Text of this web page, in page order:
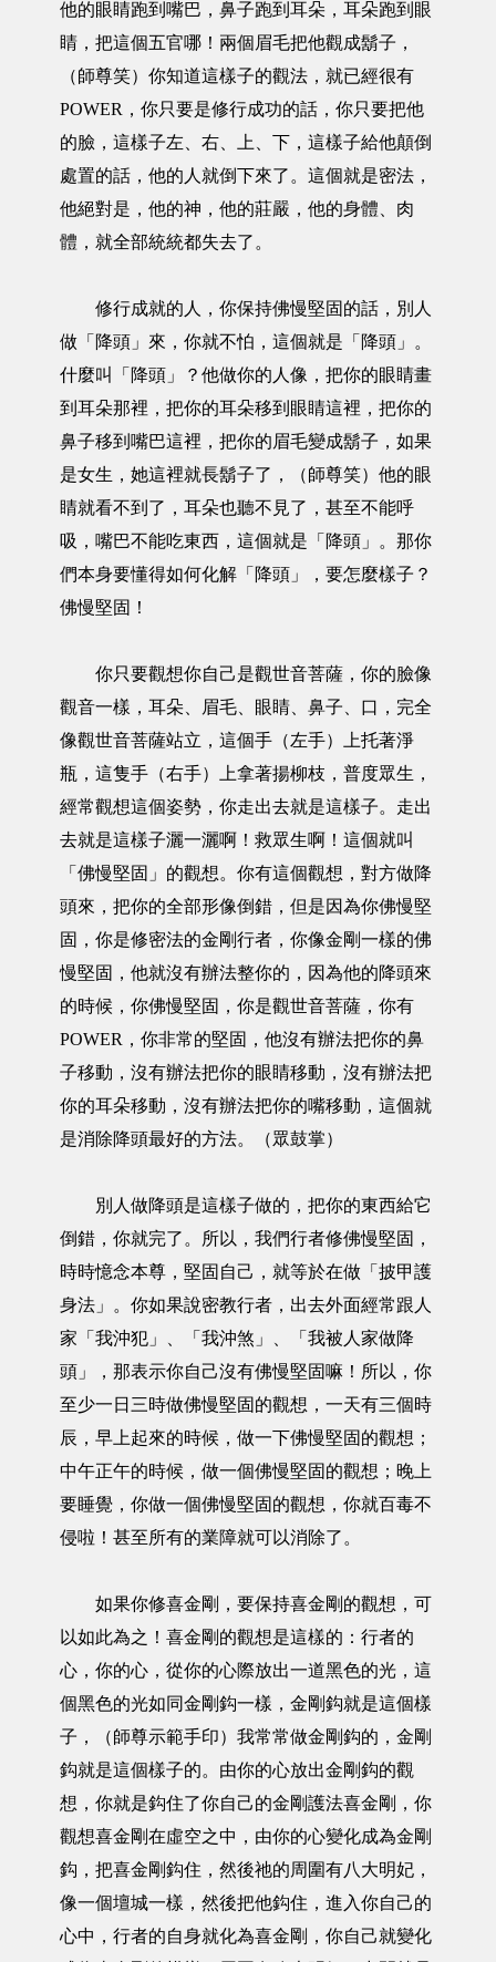
他的眼睛跑到嘴巴，鼻子跑到耳朵，耳朵跑到眼
睛，把這個五官哪！兩個眉毛把他觀成鬍子，
（師尊笑）你知道這樣子的觀法，就已經很有
POWER，你只要是修行成功的話，你只要把他
的臉，這樣子左、右、上、下，這樣子給他顛倒
處置的話，他的人就倒下來了。這個就是密法，
他絕對是，他的神，他的莊嚴，他的身體、肉
體，就全部統統都失去了。
修行成就的人，你保持佛慢堅固的話，別人
做「降頭」來，你就不怕，這個就是「降頭」。
什麼叫「降頭」？他做你的人像，把你的眼睛畫
到耳朵那裡，把你的耳朵移到眼睛這裡，把你的
鼻子移到嘴巴這裡，把你的眉毛變成鬍子，如果
是女生，她這裡就長鬍子了，（師尊笑）他的眼
睛就看不到了，耳朵也聽不見了，甚至不能呼
吸，嘴巴不能吃東西，這個就是「降頭」。那你
們本身要懂得如何化解「降頭」，要怎麼樣子？
佛慢堅固！
你只要觀想你自己是觀世音菩薩，你的臉像
觀音一樣，耳朵、眉毛、眼睛、鼻子、口，完全
像觀世音菩薩站立，這個手（左手）上托著淨
瓶，這隻手（右手）上拿著揚柳枝，普度眾生，
經常觀想這個姿勢，你走出去就是這樣子。走出
去就是這樣子灑一灑啊！救眾生啊！這個就叫
「佛慢堅固」的觀想。你有這個觀想，對方做降
頭來，把你的全部形像倒錯，但是因為你佛慢堅
固，你是修密法的金剛行者，你像金剛一樣的佛
慢堅固，他就沒有辦法整你的，因為他的降頭來
的時候，你佛慢堅固，你是觀世音菩薩，你有
POWER，你非常的堅固，他沒有辦法把你的鼻
子移動，沒有辦法把你的眼睛移動，沒有辦法把
你的耳朵移動，沒有辦法把你的嘴移動，這個就
是消除降頭最好的方法。（眾鼓掌）
別人做降頭是這樣子做的，把你的東西給它
倒錯，你就完了。所以，我們行者修佛慢堅固，
時時憶念本尊，堅固自己，就等於在做「披甲護
身法」。你如果說密教行者，出去外面經常跟人
家「我沖犯」、「我沖煞」、「我被人家做降
頭」，那表示你自己沒有佛慢堅固嘛！所以，你
至少一日三時做佛慢堅固的觀想，一天有三個時
辰，早上起來的時候，做一下佛慢堅固的觀想；
中午正午的時候，做一個佛慢堅固的觀想；晚上
要睡覺，你做一個佛慢堅固的觀想，你就百毒不
侵啦！甚至所有的業障就可以消除了。
如果你修喜金剛，要保持喜金剛的觀想，可
以如此為之！喜金剛的觀想是這樣的：行者的
心，你的心，從你的心際放出一道黑色的光，這
個黑色的光如同金剛鈎一樣，金剛鈎就是這個樣
子，（師尊示範手印）我常常做金剛鈎的，金剛
鈎就是這個樣子的。由你的心放出金剛鈎的觀
想，你就是鈎住了你自己的金剛護法喜金剛，你
觀想喜金剛在虛空之中，由你的心變化成為金剛
鈎，把喜金剛鈎住，然後祂的周圍有八大明妃，
像一個壇城一樣，然後把他鈎住，進入你自己的
心中，行者的自身就化為喜金剛，你自己就變化